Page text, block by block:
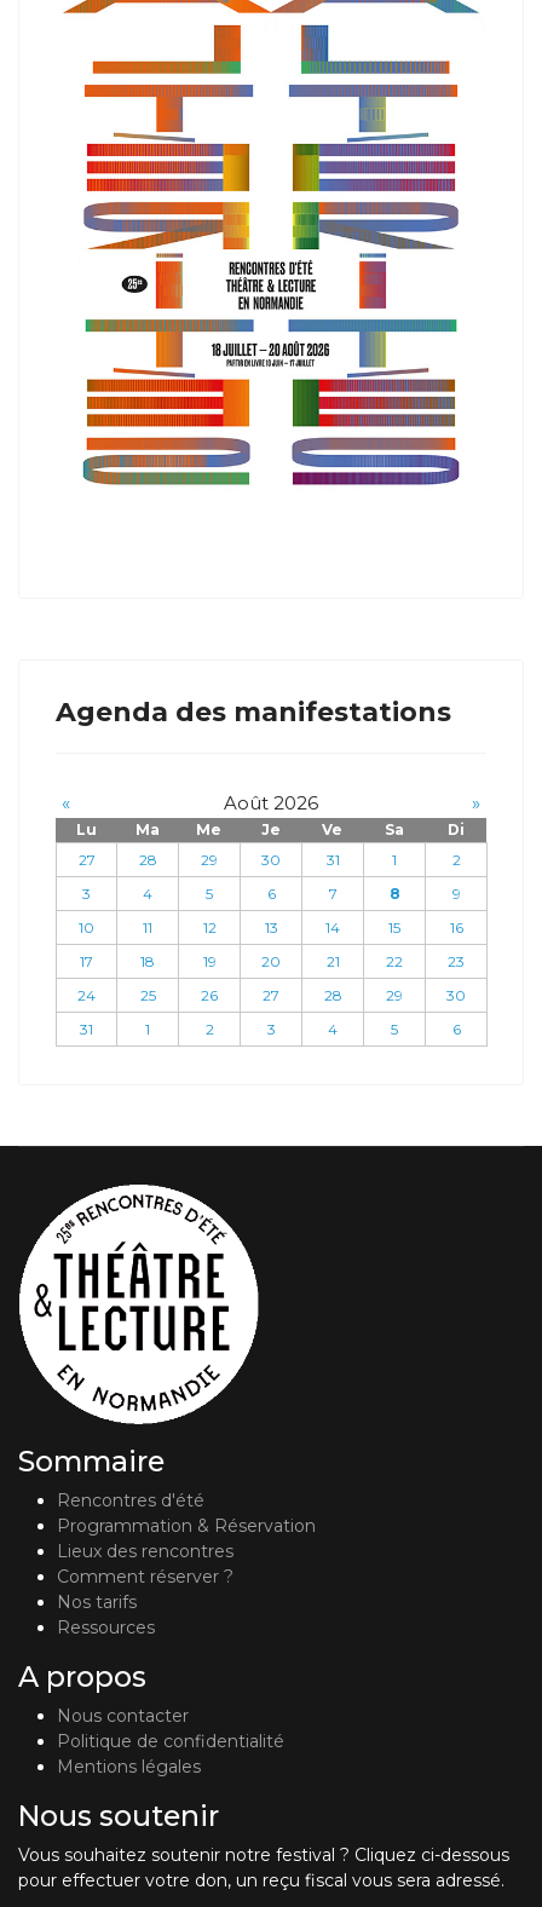
Agenda des manifestations
« Août 2026 »
Lu Ma Me Je Ve Sa
Di
27
28 29 30 31 1
2
3
4 5 6 7 8
9
10
11 12 13 14 15
16
17
18 19 20 21 22
23
24
25 26 27 28 29
30
31
1 2 3 4 5 6
Sommaire
Rencontres d'été
Programmation & Réservation
Lieux des rencontres
Comment réserver ?
Nos tarifs
Ressources
A propos
Nous contacter
Politique de confidentialité
Mentions légales
Nous soutenir
Vous souhaitez soutenir notre festival ? Cliquez ci-dessous
pour effectuer votre don, un reçu fiscal vous sera adressé.